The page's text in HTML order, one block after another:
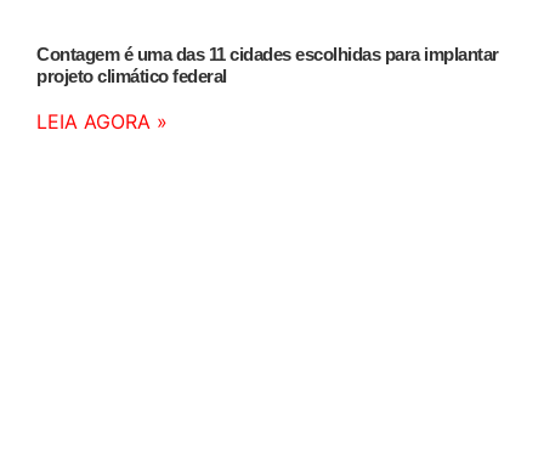
Contagem é uma das 11 cidades escolhidas para implantar
projeto climático federal
LEIA AGORA »